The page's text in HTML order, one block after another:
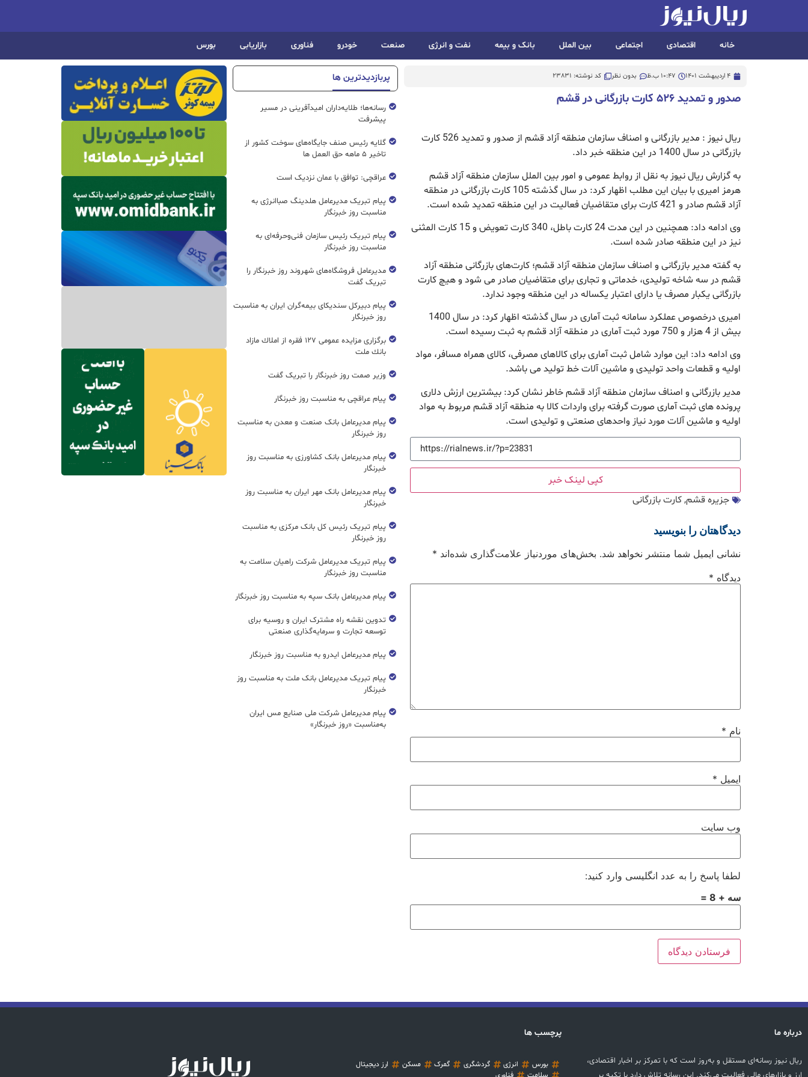
خانه اقتصادی اجتماعی بین الملل بانک و بیمه نفت و انرژی صنعت خودرو فناوری بازاریابی بورس
4 اردیبهشت 1401 10:47 ب.ظ بدون نظر کد نوشته: 23831
صدور و تمدید ۵۲۶ کارت بازرگانی در قشم
ریال نیوز : مدیر بازرگانی و اصناف سازمان منطقه آزاد قشم از صدور و تمدید 526 کارت
بازرگانی در سال 1400 در این منطقه خبر داد.
به گزارش ریال نیوز به نقل از روابط عمومی و امور بین الملل سازمان منطقه آزاد قشم
هرمز امیری با بیان این مطلب اظهار کرد: در سال گذشته 105 کارت بازرگانی در منطقه
آزاد قشم صادر و 421 کارت برای متقاضیان فعالیت در این منطقه تمدید شده است.
وی ادامه داد: همچنین در این مدت 24 کارت باطل، 340 کارت تعویض و 15 کارت المثنی
نیز در این منطقه صادر شده است.
به گفته مدیر بازرگانی و اصناف سازمان منطقه آزاد قشم؛ کارت‌های بازرگانی منطقه آزاد
قشم در سه شاخه تولیدی، خدماتی و تجاری برای متقاضیان صادر می شود و هیچ کارت
بازرگانی یکبار مصرف یا دارای اعتبار یکساله در این منطقه وجود ندارد.
امیری درخصوص عملکرد سامانه ثبت آماری در سال گذشته اظهار کرد: در سال 1400
بیش از 4 هزار و 750 مورد ثبت آماری در منطقه آزاد قشم به ثبت رسیده است.
وی ادامه داد: این موارد شامل ثبت آماری برای کالاهای مصرفی، کالای همراه مسافر، مواد
اولیه و قطعات واحد تولیدی و ماشین آلات خط تولید می باشد.
مدیر بازرگانی و اصناف سازمان منطقه آزاد قشم خاطر نشان کرد: بیشترین ارزش دلاری
پرونده های ثبت آماری صورت گرفته برای واردات کالا به منطقه آزاد قشم مربوط به مواد
اولیه و ماشین آلات مورد نیاز واحدهای صنعتی و تولیدی است.
کپی لینک خبر
جزیره قشم,کارت بازرگانی
دیدگاهتان را بنویسید
نشانی ایمیل شما منتشر نخواهد شد. بخش‌های موردنیاز علامت‌گذاری شده‌اند *
دیدگاه *
نام *
ایمیل *
وب‌ سایت
لطفا پاسخ را به عدد انگلیسی وارد کنید:
سه + 8 =
پربازدیدترین ها
رسانه‌ها؛ طلایه‌داران امیدآفرینی در مسیر
پیشرفت
گلایه رئیس صنف جایگاه‌های سوخت کشور از
تاخیر ۵ ماهه حق العمل ها
عراقچی: توافق با عمان نزدیک است
پیام تبریک مدیرعامل هلدینگ صباانرژی به
مناسبت روز خبرنگار
پیام تبریک رئیس سازمان فنی‌و‌حرفه‌ای به
مناسبت روز خبرنگار
مدیرعامل فروشگاه‌های شهروند روز خبرنگار را
تبریک گفت
پیام دبیرکل سندیکای بیمه‌گران ایران به مناسبت
روز خبرنگار
برگزاری مزایده عمومی ۱۲۷ فقره از املاك مازاد
بانك ملت
وزیر صمت روز خبرنگار را تبریک گفت
پیام عراقچی به مناسبت روز خبرنگار
پیام مدیرعامل بانک صنعت و معدن به مناسبت
روز خبرنگار
پیام مدیرعامل بانک کشاورزی به مناسبت روز
خبرنگار
پیام مدیرعامل بانک مهر ایران به مناسبت روز
خبرنگار
پیام تبریک رئیس کل بانک مرکزی به مناسبت
روز خبرنگار
پیام تبریک مدیرعامل شرکت راهیان سلامت به
مناسبت روز خبرنگار
پیام مدیرعامل بانک سپه به مناسبت روز خبرنگار
تدوین نقشه راه مشترک ایران و روسیه برای
توسعه تجارت و سرمایه‌گذاری صنعتی
پیام مدیرعامل ایدرو به مناسبت روز خبرنگار
پیام تبریک مدیرعامل بانک ملت به مناسبت روز
خبرنگار
پیام مدیرعامل شرکت ملی صنایع مس ایران
به‌مناسبت «روز خبرنگار»
درباره ما
ریال نیوز رسانه‌ای مستقل و به‌روز است که با تمرکز بر اخبار اقتصادی،
پرچسب ها
بورس انرژی گردشگری گمرک مسکن
ارز دیجیتال